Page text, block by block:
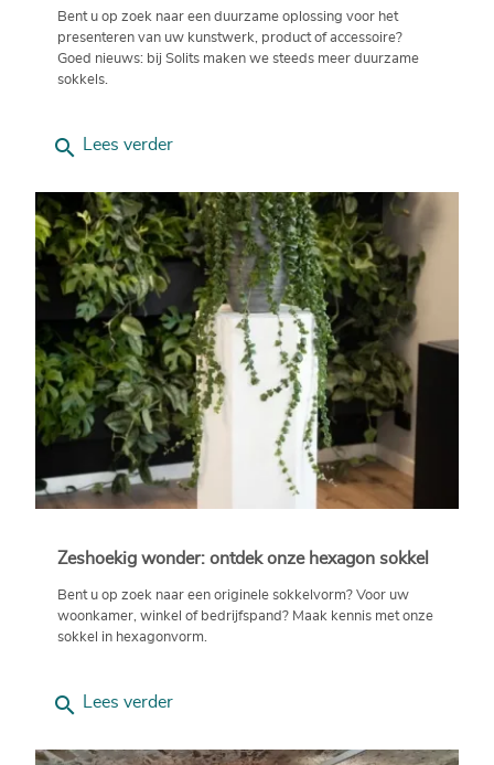
Bent u op zoek naar een duurzame oplossing voor het
presenteren van uw kunstwerk, product of accessoire?
Goed nieuws: bij Solits maken we steeds meer duurzame
sokkels.
search Lees verder
Zeshoekig wonder: ontdek onze hexagon sokkel
Bent u op zoek naar een originele sokkelvorm? Voor uw
woonkamer, winkel of bedrijfspand? Maak kennis met onze
sokkel in hexagonvorm.
search Lees verder